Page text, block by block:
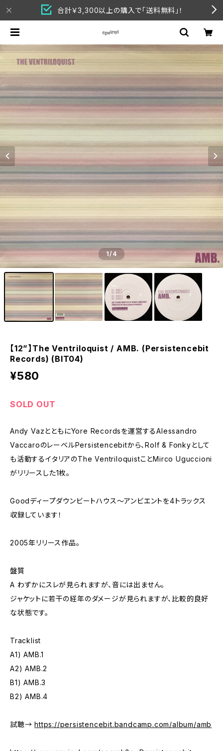
合計￥3,300以上の購入で「送料無料」！
1/4
【12”】The Ventriloquist / AMB. (Persistencebit
Records) (BIT04)
¥580
SOLD OUT
Andy VazとともにYore Recordsを運営するAlessandro
VaccaroのレーベルPersistencebitから、Rolf & Fonkyとして
も活動するイタリアのThe VentriloquistことMirco Uguccioni
がリリースした1枚。
Goodディープダウンビートハウス～アンビエントを4トラックス
収録しています！
2005年リリース作品。
盤質
A わずかにスレが見られますが、音には出ません。
ジャケットに若干の経年のダメージが見られますが、比較的良好
な状態です。
Tracklist
A1) AMB.1
A2) AMB.2
B1) AMB.3
B2) AMB.4
試聴→https://persistencebit.bandcamp.com/album/amb